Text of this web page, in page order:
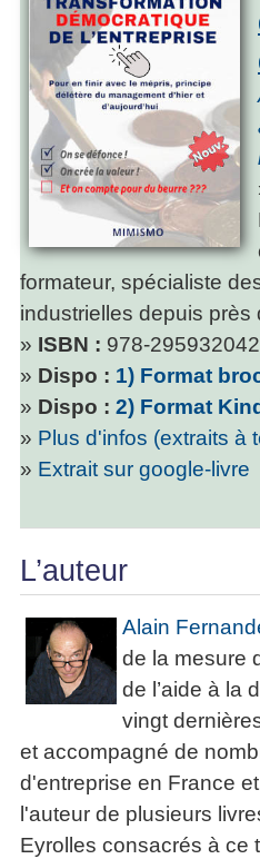
formateur, spécialiste
industrielles depuis près
» ISBN : 978-
» Dispo : 1) Format
» Dispo : 2) Format
» Plus d'infos (extraits à
» Extrait sur google-livre
L’auteur
Alain
de la mesure
de l’aide à la
vingt
et accompagné de
d'entreprise en France
l'auteur de plusieurs
Eyrolles consacrés à ce